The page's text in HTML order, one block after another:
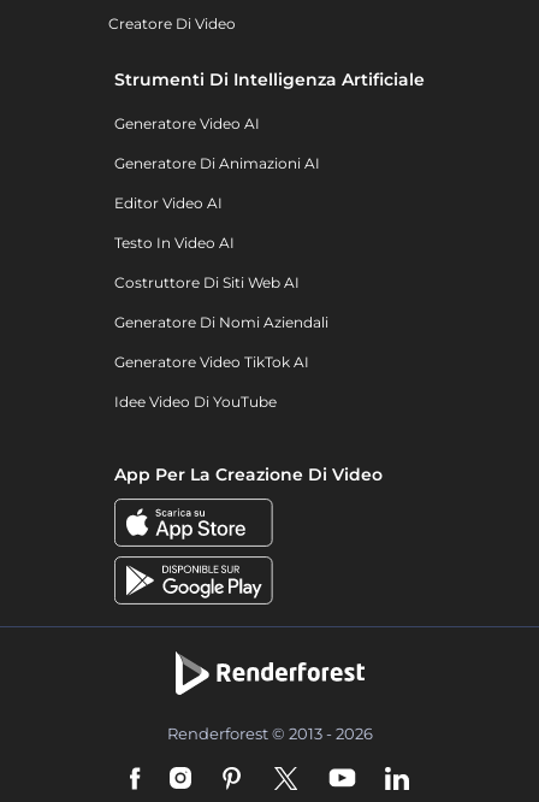
Creatore Di Video
Strumenti Di Intelligenza Artificiale
Generatore Video AI
Generatore Di Animazioni AI
Editor Video AI
Testo In Video AI
Costruttore Di Siti Web AI
Generatore Di Nomi Aziendali
Generatore Video TikTok AI
Idee Video Di YouTube
App Per La Creazione Di Video
Renderforest © 2013 - 2026